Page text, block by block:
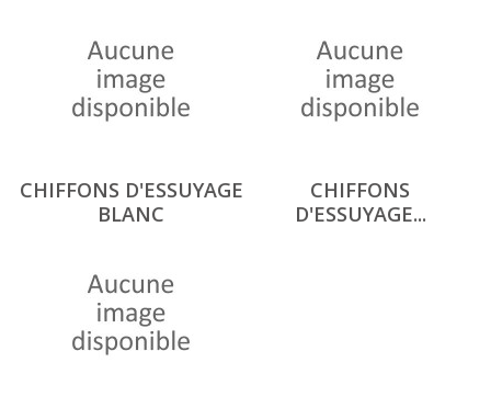
CHIFFONS D'ESSUYAGE
BLANC
CHIFFONS
D'ESSUYAGE...